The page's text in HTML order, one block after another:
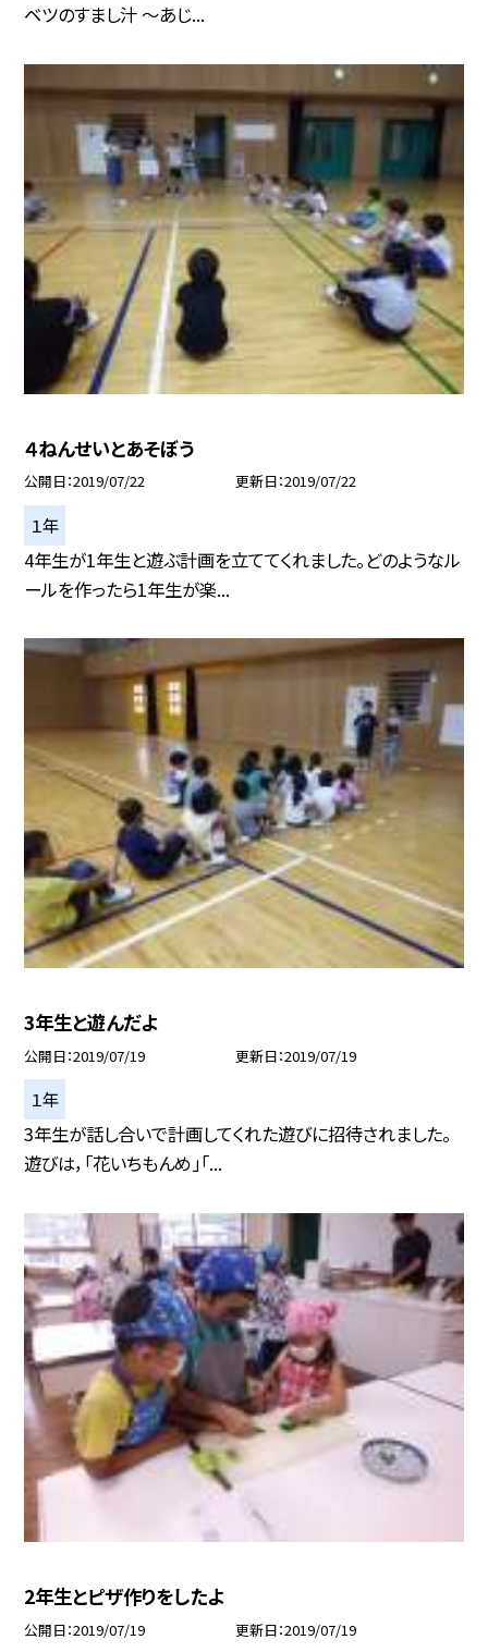
ベツのすまし汁 〜あじ...
４ねんせいとあそぼう
公開日 2019/07/22 更新日 2019/07/22
１年
4年生が1年生と遊ぶ計画を立ててくれました。どのようなル
ールを作ったら1年生が楽...
3年生と遊んだよ
公開日 2019/07/19 更新日 2019/07/19
１年
3年生が話し合いで計画してくれた遊びに招待されました。
遊びは，「花いちもんめ」「...
2年生とピザ作りをしたよ
公開日 2019/07/19 更新日 2019/07/19